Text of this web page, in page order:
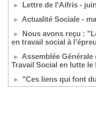
Lettre de l'Aifris -
Actualité Sociale -
Nous avons reçu :
en travail social à
Assemblée
Travail Social en lutte
"Ces liens qui font